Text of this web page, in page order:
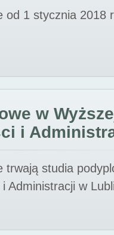
1 stycznia 2018
w
i
trwają studia
Administracji w